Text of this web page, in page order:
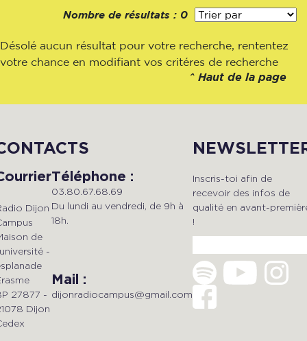
Nombre de résultats : 0
Désolé aucun résultat pour votre recherche, rententez
votre chance en modifiant vos critéres de recherche
^ Haut de la page
Dijon
de
-
27877 -
Dijon
Téléphone :
03.80.67.68.69
Du lundi au vendredi, de 9h à
18h.
Mail :
dijonradiocampus@gmail.com
Inscris-toi afin de
recevoir des infos de
qualité en avant-
!